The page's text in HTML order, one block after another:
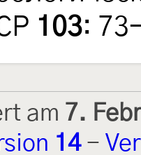
103:
am 7.
14-